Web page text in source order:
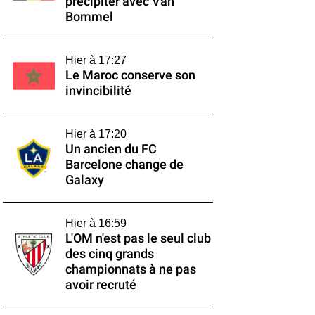
Bommel
Hier à 17:27
Le Maroc conserve son
invincibilité
Hier à 17:20
Un ancien du FC
Barcelone change de
Galaxy
Hier à 16:59
L'OM n'est pas le seul club
des cinq grands
championnats à ne pas
avoir recruté